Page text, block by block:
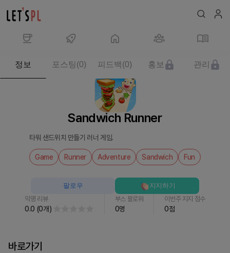
서
Sandwich Runner
타워 샌드위치 만들기 러너 게임.
Game Runner Adventure Sandwich Fun
익명 리뷰
0.0 (0개)
부스 팔로워
0명
이번주 지지 점수
0점
팔로우 지지하기
정보 포스팅(0) 피드백 (0) 홍보 관리
바로가기